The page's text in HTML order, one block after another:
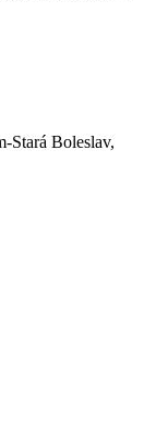
Stará Boleslav,